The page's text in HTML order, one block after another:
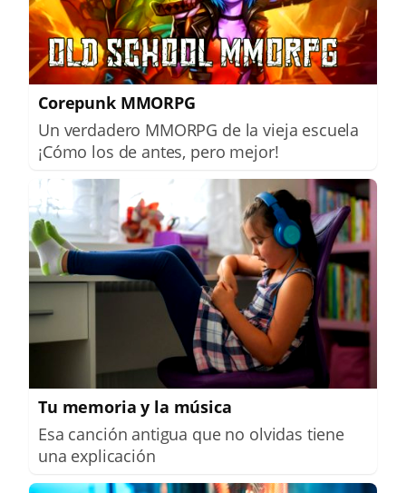
Corepunk MMORPG
Un verdadero MMORPG de la vieja escuela
¡Cómo los de antes, pero mejor!
Tu memoria y la música
Esa canción antigua que no olvidas tiene
una explicación